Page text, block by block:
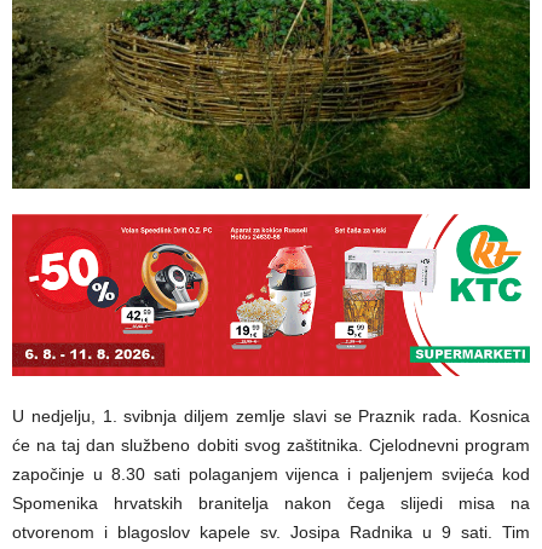
U nedjelju, 1. svibnja diljem zemlje slavi se Praznik rada. Kosnica
će na taj dan službeno dobiti svog zaštitnika. Cjelodnevni program
započinje u 8.30 sati polaganjem vijenca i paljenjem svijeća kod
Spomenika hrvatskih branitelja nakon čega slijedi misa na
otvorenom i blagoslov kapele sv. Josipa Radnika u 9 sati. Tim